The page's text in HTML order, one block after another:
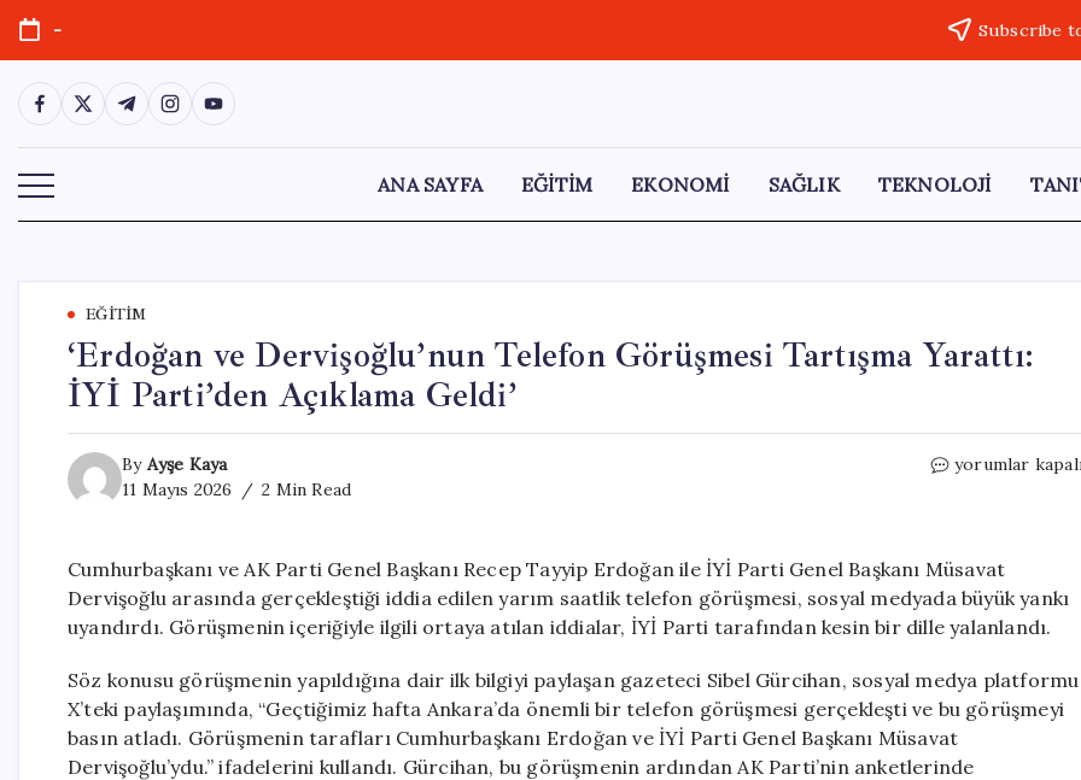
Skip
content
- Subscribe
https://www.facebook.com/
https://twitter.com/
https://t.me/
https://www.instagram.com/
https://youtube.com/
ANA SAYFA EĞİTİM EKONOMİ SAĞLIK TEKNOLOJİ
EĞITIM
‘Erdoğan ve Dervişoğlu’nun Telefon Görüşmesi Tartışma Yarattı:
İYİ Parti’den Açıklama Geldi’
By Ayşe Kaya
11 Mayıs 2026
2 Min Read
‘Erdoğan
Görüşmesi
Tartışma
Yarattı:
İYİ
Açıklama
Geldi’
için
yorumlar
Cumhurbaşkanı ve AK Parti Genel Başkanı Recep Tayyip Erdoğan ile İYİ Parti Genel Başkanı Müsavat
Dervişoğlu arasında gerçekleştiği iddia edilen yarım saatlik telefon görüşmesi, sosyal medyada büyük yankı
uyandırdı. Görüşmenin içeriğiyle ilgili ortaya atılan iddialar, İYİ Parti tarafından kesin bir dille yalanlandı.
Söz konusu görüşmenin yapıldığına dair ilk bilgiyi paylaşan gazeteci Sibel Gürcihan, sosyal medya platformu
X’teki paylaşımında, “Geçtiğimiz hafta Ankara’da önemli bir telefon görüşmesi gerçekleşti ve bu görüşmeyi
basın atladı. Görüşmenin tarafları Cumhurbaşkanı Erdoğan ve İYİ Parti Genel Başkanı Müsavat
Dervişoğlu’ydu.” ifadelerini kullandı. Gürcihan, bu görüşmenin ardından AK Parti’nin anketlerinde